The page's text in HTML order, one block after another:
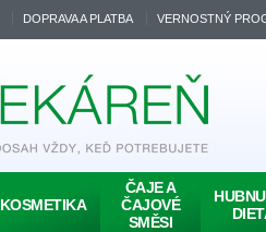
DOPRAVA A PLATBA VERNOSTNÝ
KOSMETIKA
ČAJE A
ČAJOVÉ
SMĚSI